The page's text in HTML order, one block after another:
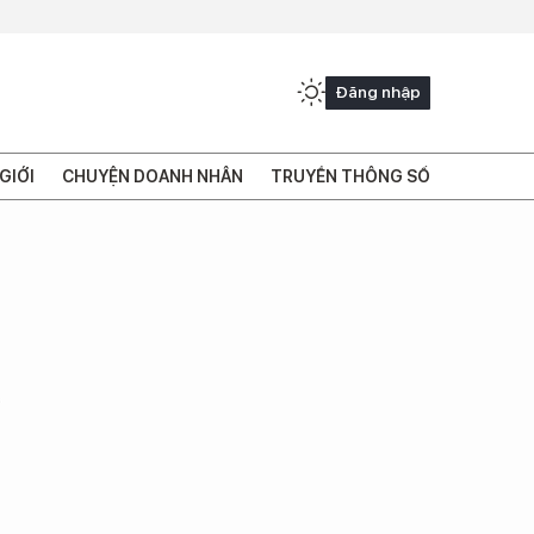
Đăng nhập
CHUYỆN DOANH NHÂN TRUYỀN THÔNG SỐ